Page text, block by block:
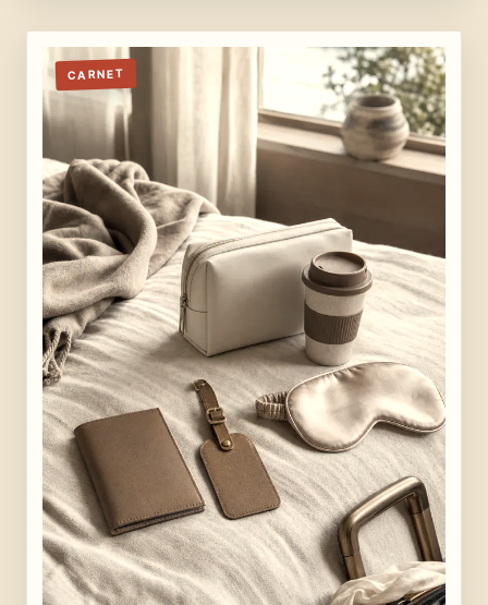
CARNET